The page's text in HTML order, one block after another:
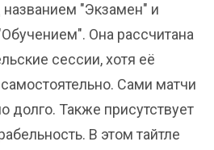
"Экзамен" и
Она рассчитана
сессии, хотя её
Сами матчи
долго. Также присутствует
В этом тайтле